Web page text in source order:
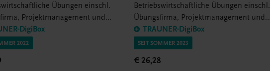
Übungen einschl.
Projektmanagement und
DigiBox
2022
Betriebswirtschaftliche Übungen einschl.
Übungsfirma, Projektmanagement und
Projektarbeit
TRAUNER-DigiBox
SEIT SOMMER 2023
€ 26,28